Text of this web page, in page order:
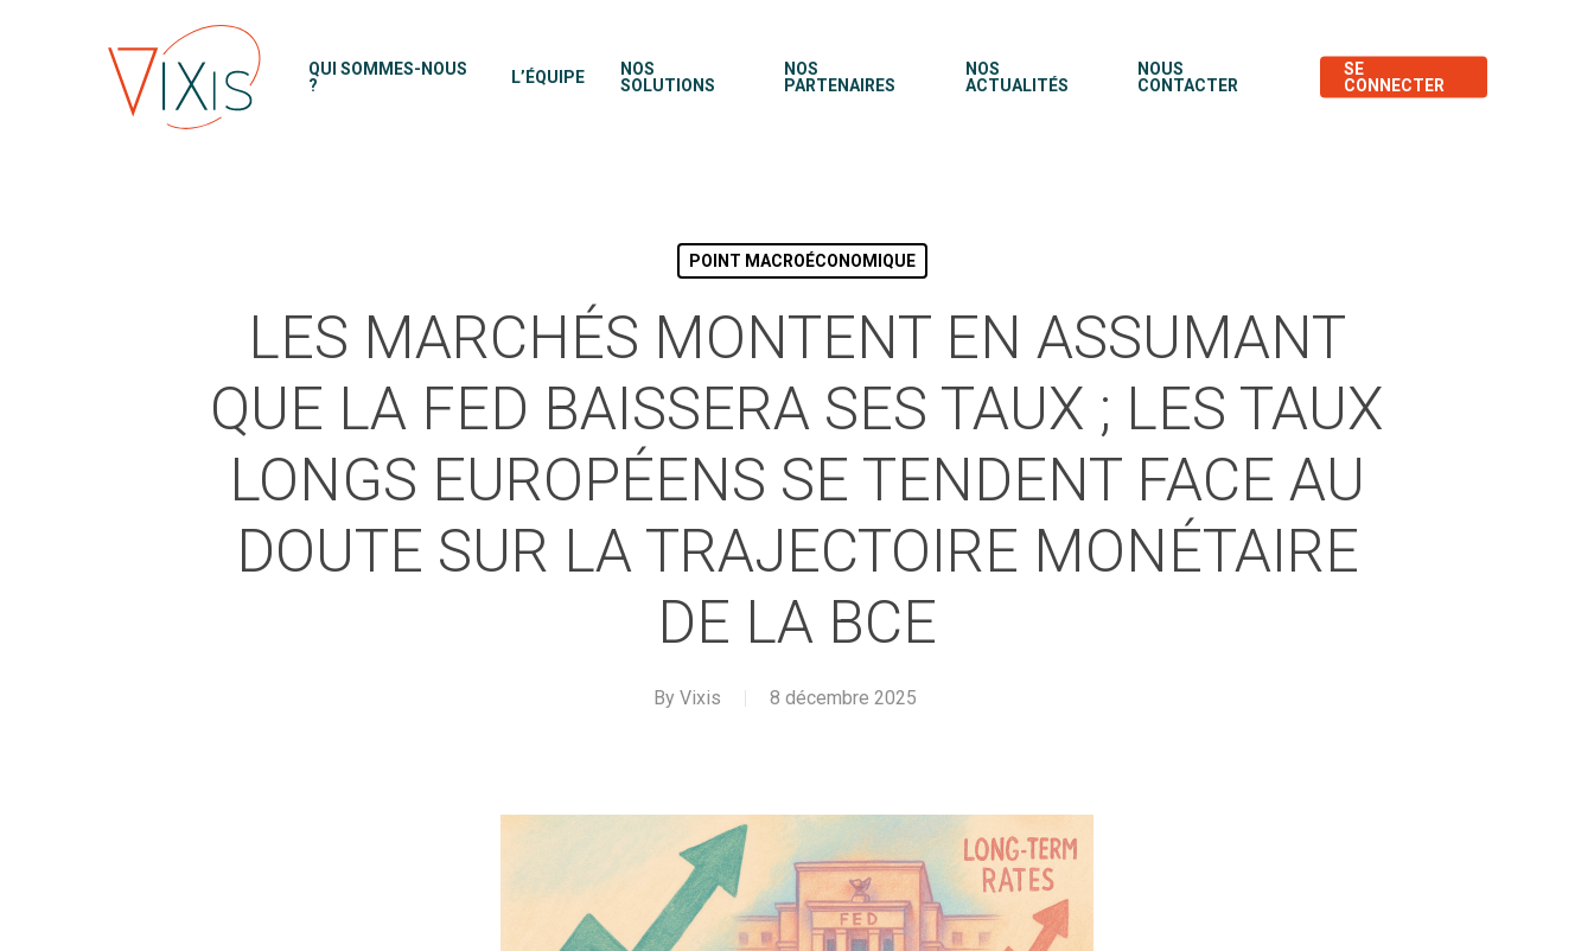
QUI SOMMES-NOUS
?
L’ÉQUIPE
NOS
SOLUTIONS
NOS
PARTENAIRES
NOS
ACTUALITÉS
NOUS
CONTACTER
SE
CONNECTER
POINT MACROÉCONOMIQUE
LES MARCHÉS MONTENT EN ASSUMANT
QUE LA FED BAISSERA SES TAUX ; LES TAUX
LONGS EUROPÉENS SE TENDENT FACE AU
DOUTE SUR LA TRAJECTOIRE MONÉTAIRE
DE LA BCE
By Vixis 8 décembre 2025